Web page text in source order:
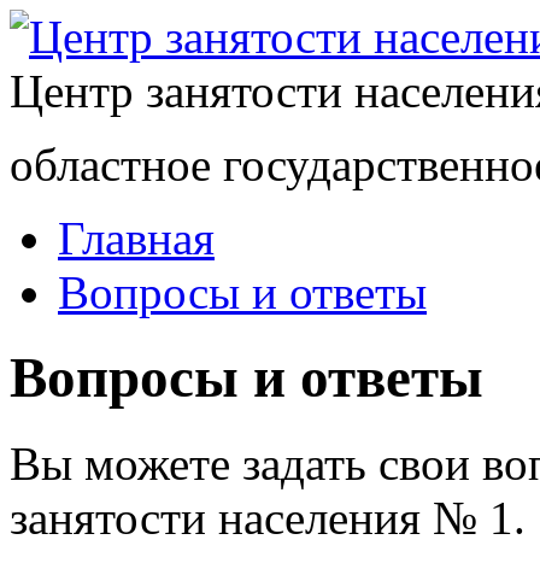
Центр занятости
областное
Главная
Вопросы и ответы
Вопросы и ответы
Вы можете задать свои
занятости населения № 1.